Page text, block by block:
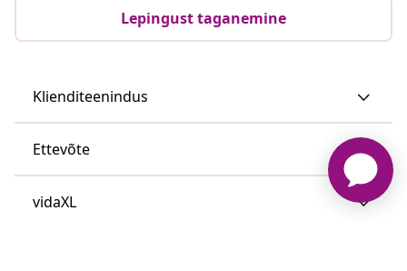
Lepingust taganemine
Klienditeenindus
Ettevõte
vidaXL